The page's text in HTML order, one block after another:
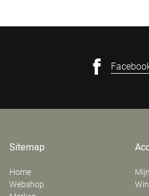
Sitemap
Home
Webshop